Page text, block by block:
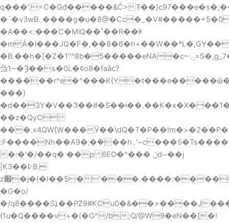
q���'.=C�Gđ�����&Ć>
�`�v3wB܆����g�u�8@�Cc�_�V#�����+5�0,w��AN
�A��<:���C�MiQ��˟��R��ꏌ
�mÁ�l���JQ�F�,��8�6�h+��W��*L�,GY��
刍1~�Ȝ��s�0L�¢o8�faǎc?
���}
��z�QyC
:F����Nh��A܂�9��ܺ��h܇'~c���5�Ts����Hf��N��=��J\���21f��������G�oA�=
�:�'�/��q� ��p 6EO�^��� ݨd~��j
|K3��߇B.
z׏�j�(�I��5�'���.����:��������=��
�G�o/
�/q8����Sܐ��PZ9#KCu0�&��>����J���%aؚ
{1u�Q����v+�(�G^/b;Q/@W9�eN��[�!